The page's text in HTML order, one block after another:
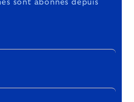
sont abonnés depuis